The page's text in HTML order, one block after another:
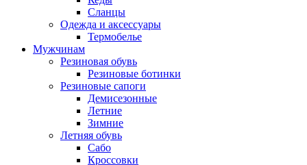
Сланцы
Одежда и аксессуары
Термобелье
Мужчинам
Резиновая обувь
Резиновые ботинки
Резиновые сапоги
Демисезонные
Летние
Зимние
Летняя обувь
Сабо
Кроссовки